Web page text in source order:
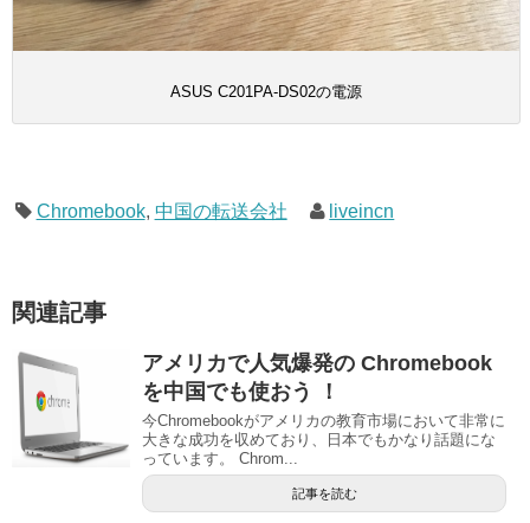
ASUS C201PA-DS02の電源
Chromebook, 中国の転送会社 liveincn
関連記事
アメリカで人気爆発の Chromebook
を中国でも使おう ！
今Chromebookがアメリカの教育市場において非常に
大きな成功を収めており、日本でもかなり話題にな
っています。 Chrom...
記事を読む